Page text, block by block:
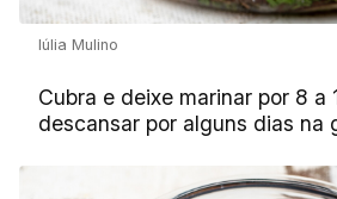
Iúlia Mulino
Cubra e deixe marinar por 8 a
descansar por alguns dias na